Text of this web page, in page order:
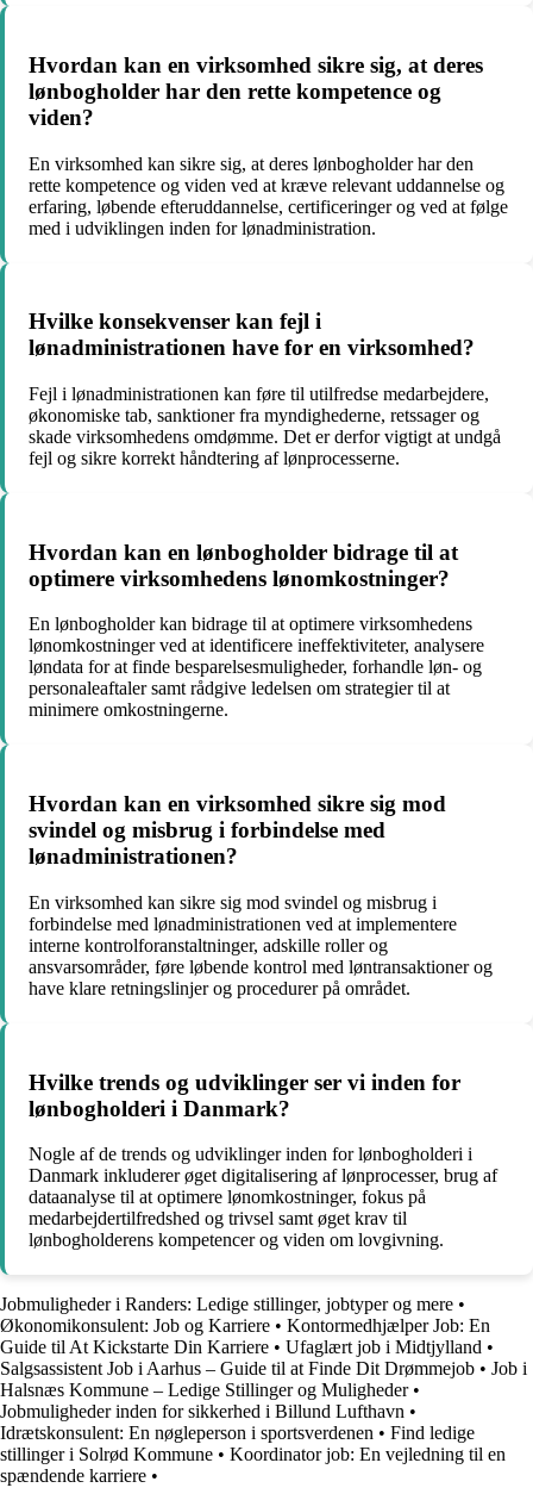
Hvordan kan en virksomhed sikre sig, at deres
lønbogholder har den rette kompetence og
viden?
En virksomhed kan sikre sig, at deres lønbogholder har den
rette kompetence og viden ved at kræve relevant uddannelse og
erfaring, løbende efteruddannelse, certificeringer og ved at følge
med i udviklingen inden for lønadministration.
Hvilke konsekvenser kan fejl i
lønadministrationen have for en virksomhed?
Fejl i lønadministrationen kan føre til utilfredse medarbejdere,
økonomiske tab, sanktioner fra myndighederne, retssager og
skade virksomhedens omdømme. Det er derfor vigtigt at undgå
fejl og sikre korrekt håndtering af lønprocesserne.
Hvordan kan en lønbogholder bidrage til at
optimere virksomhedens lønomkostninger?
En lønbogholder kan bidrage til at optimere virksomhedens
lønomkostninger ved at identificere ineffektiviteter, analysere
løndata for at finde besparelsesmuligheder, forhandle løn- og
personaleaftaler samt rådgive ledelsen om strategier til at
minimere omkostningerne.
Hvordan kan en virksomhed sikre sig mod
svindel og misbrug i forbindelse med
lønadministrationen?
En virksomhed kan sikre sig mod svindel og misbrug i
forbindelse med lønadministrationen ved at implementere
interne kontrolforanstaltninger, adskille roller og
ansvarsområder, føre løbende kontrol med løntransaktioner og
have klare retningslinjer og procedurer på området.
Hvilke trends og udviklinger ser vi inden for
lønbogholderi i Danmark?
Nogle af de trends og udviklinger inden for lønbogholderi i
Danmark inkluderer øget digitalisering af lønprocesser, brug af
dataanalyse til at optimere lønomkostninger, fokus på
medarbejdertilfredshed og trivsel samt øget krav til
lønbogholderens kompetencer og viden om lovgivning.
Jobmuligheder i Randers: Ledige stillinger, jobtyper og mere •
Økonomikonsulent: Job og Karriere • Kontormedhjælper Job: En
Guide til At Kickstarte Din Karriere • Ufaglært job i Midtjylland •
Salgsassistent Job i Aarhus – Guide til at Finde Dit Drømmejob • Job i
Halsnæs Kommune – Ledige Stillinger og Muligheder•
Jobmuligheder inden for sikkerhed i Billund Lufthavn •
Idrætskonsulent: En nøgleperson i sportsverdenen • Find ledige
stillinger i Solrød Kommune • Koordinator job: En vejledning til en
spændende karriere •